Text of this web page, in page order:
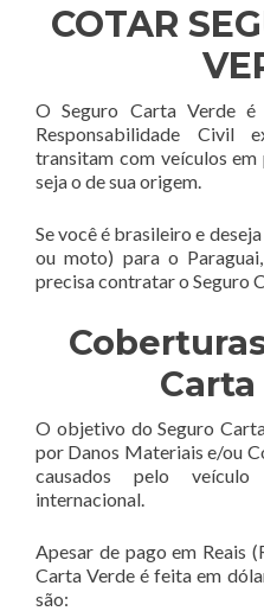
COTAR
O Seguro Carta Verde
Responsabilidade Civil
transitam com veículos
seja o de sua origem.
Se você é brasileiro e
ou moto) para o
precisa contratar o Seguro
O objetivo do Seguro
por Danos Materiais e/ou
causados pelo
internacional.
Apesar de pago em Reais
Carta Verde é feita em
são: